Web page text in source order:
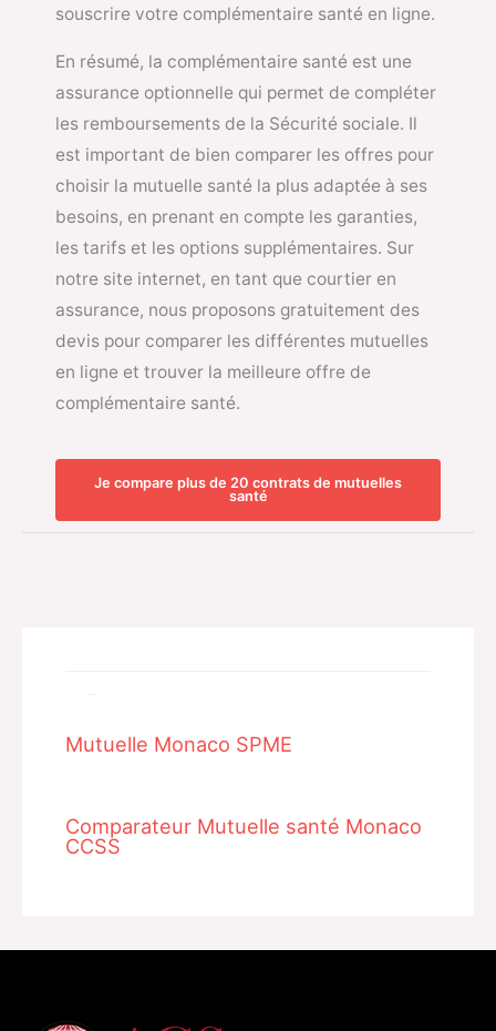
souscrire votre complémentaire santé en ligne.
En résumé, la complémentaire santé est une
assurance optionnelle qui permet de compléter
les remboursements de la Sécurité sociale. Il
est important de bien comparer les offres pour
choisir la mutuelle santé la plus adaptée à ses
besoins, en prenant en compte les garanties,
les tarifs et les options supplémentaires. Sur
notre site internet, en tant que courtier en
assurance, nous proposons gratuitement des
devis pour comparer les différentes mutuelles
en ligne et trouver la meilleure offre de
complémentaire santé.
Je compare plus de 20 contrats de mutuelles
santé
Mutuelle Monaco SPME
Comparateur Mutuelle santé Monaco
CCSS